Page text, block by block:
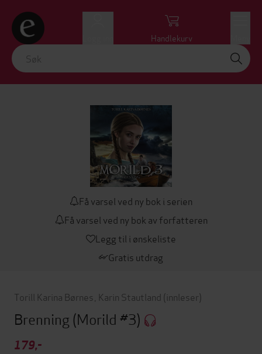
Handlekurv
Få varsel ved ny bok i serien
Få varsel ved ny bok av forfatteren
Legg til i ønskeliste
Gratis utdrag
Torill Karina Børnes Karin Stautland (innleser)
Brenning (Morild #3)
179,-